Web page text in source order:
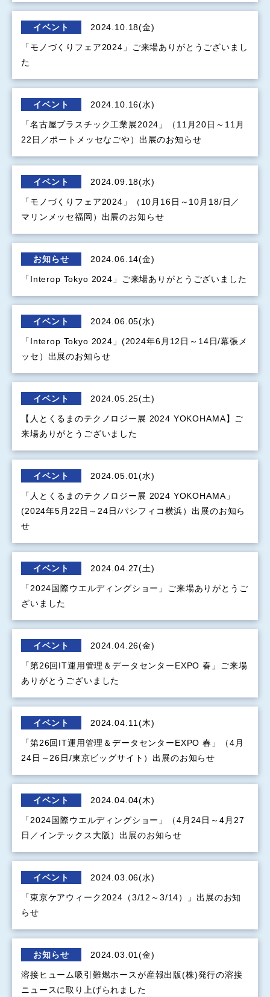
イベント 2024.10.18(金)
「モノづくりフェア2024」ご来場ありがとうございまし
た
イベント 2024.10.16(水)
「名古屋プラスチック工業展2024」（11月20日～11月
22日／ポートメッセなごや）出展のお知らせ
イベント 2024.09.18(水)
「モノづくりフェア2024」（10月16日～10月18/日／
マリンメッセ福岡）出展のお知らせ
お知らせ 2024.06.14(金)
「Interop Tokyo 2024」ご来場ありがとうございました
イベント 2024.06.05(水)
「Interop Tokyo 2024」(2024年6月12日～14日/幕張メ
ッセ）出展のお知らせ
イベント 2024.05.25(土)
【人とくるまのテクノロジー展 2024 YOKOHAMA】ご
来場ありがとうございました
イベント 2024.05.01(水)
「人とくるまのテクノロジー展 2024 YOKOHAMA」
(2024年5月22日～24日/パシフィコ横浜）出展のお知ら
せ
イベント 2024.04.27(土)
「2024国際ウエルディングショー」ご来場ありがとうご
ざいました
イベント 2024.04.26(金)
「第26回IT運用管理＆データセンターEXPO 春」ご来場
ありがとうございました
イベント 2024.04.11(木)
「第26回IT運用管理＆データセンターEXPO 春」（4月
24日～26日/東京ビッグサイト）出展のお知らせ
イベント 2024.04.04(木)
「2024国際ウエルディングショー」（4月24日～4月27
日／インテックス大阪）出展のお知らせ
イベント 2024.03.06(水)
「東京ケアウィーク2024（3/12～3/14）」出展のお知
らせ
お知らせ 2024.03.01(金)
溶接ヒューム吸引難燃ホースが産報出版(株)発行の溶接
ニュースに取り上げられました